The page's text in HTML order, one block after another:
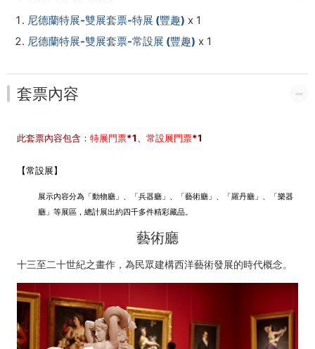
尼德蘭特展-雙展套票-特展 (豐趣) x 1
尼德蘭特展-雙展套票-常設展 (豐趣) x 1
套票內容
此套票內容包含： 特展門票*1、 常設展門票*1
【常設展】
展示內容分為「動物廳」、「兵器廳」、「藝術廳」、「羅丹廳」、「樂器
廳」等展區，總計展出約四千多件精彩藏品。
藝術廳
十三至二十世紀之畫作，為民眾建構西洋藝術發展的時代概念。